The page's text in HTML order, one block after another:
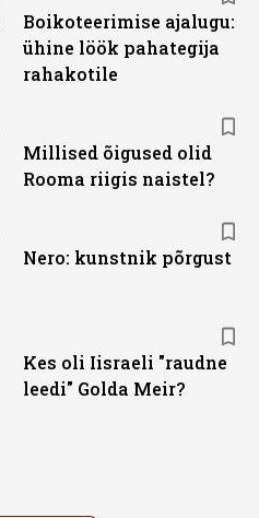
Boikoteerimise ajalugu:
ühine löök pahategija
rahakotile
Millised õigused olid
Rooma riigis naistel?
Nero: kunstnik põrgust
Kes oli Iisraeli "raudne
leedi" Golda Meir?